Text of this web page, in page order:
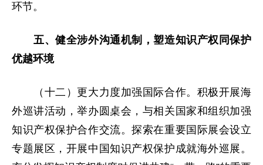
环节。
五、健全涉外沟通机制，塑造知识产权同保护
优越环境
（十二）更大力度加强国际合作。积极开展海
外巡讲活动，举办圆桌会，与相关国家和组织加强
知识产权保护合作交流。探索在重要国际展会设立
专题展区，开展中国知识产权保护成就海外巡展。